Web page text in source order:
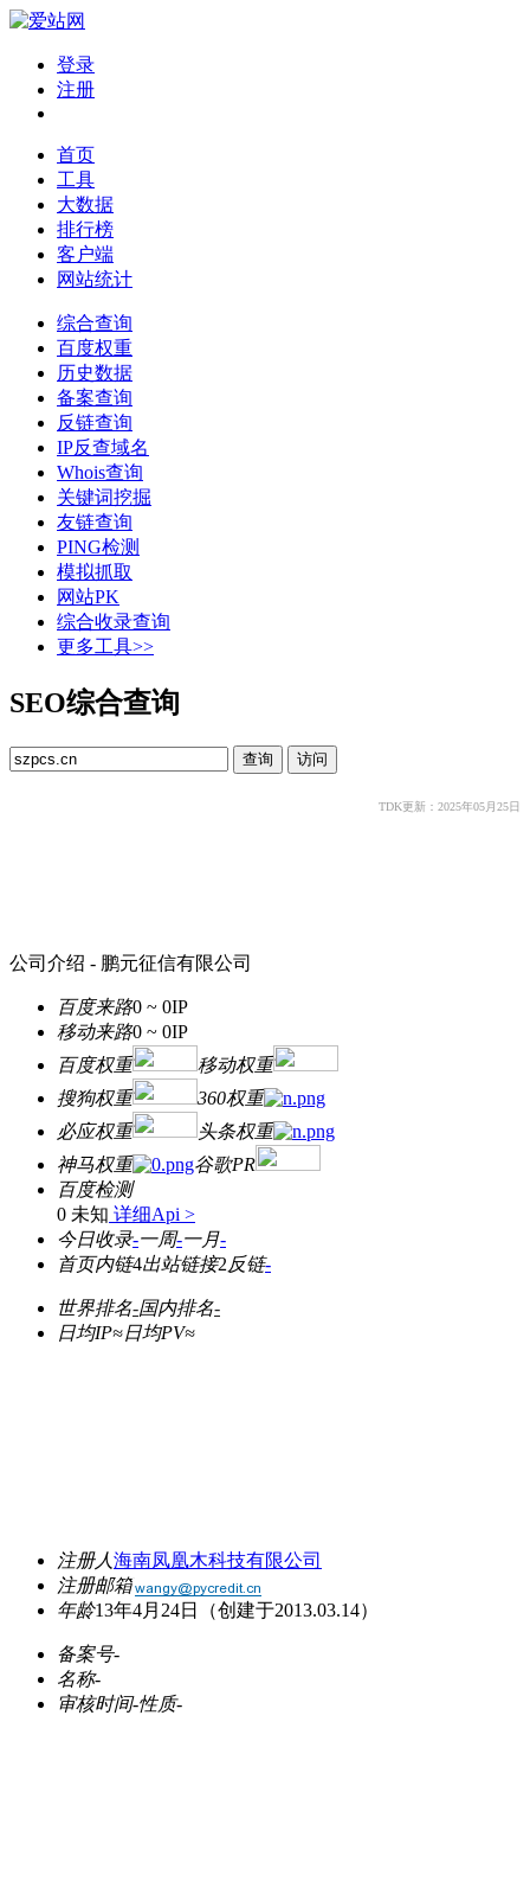
登录
注册
首页
工具
大数据
排行榜
客户端
网站统计
综合查询
百度权重
历史数据
备案查询
反链查询
IP反查域名
Whois查询
关键词挖掘
友链查询
PING检测
模拟抓取
网站PK
综合收录查询
更多工具>>
SEO综合查询
TDK更新：2025年05月25日
公司介绍 - 鹏元征信有限公司
百度来路0 ~ 0IP
移动来路0 ~ 0IP
百度权重
移动权重
搜狗权重
360权重
必应权重
头条权重
神马权重
谷歌PR
百度检测
0 未知 详细Api >
今日收录-一周-一月-
首页内链4出站链接2反链-
世界排名-国内排名-
日均IP≈日均PV≈
注册人海南凤凰木科技有限公司
注册邮箱
年龄13年4月24日 （创建于2013.03.14）
备案号-
名称-
审核时间-性质-